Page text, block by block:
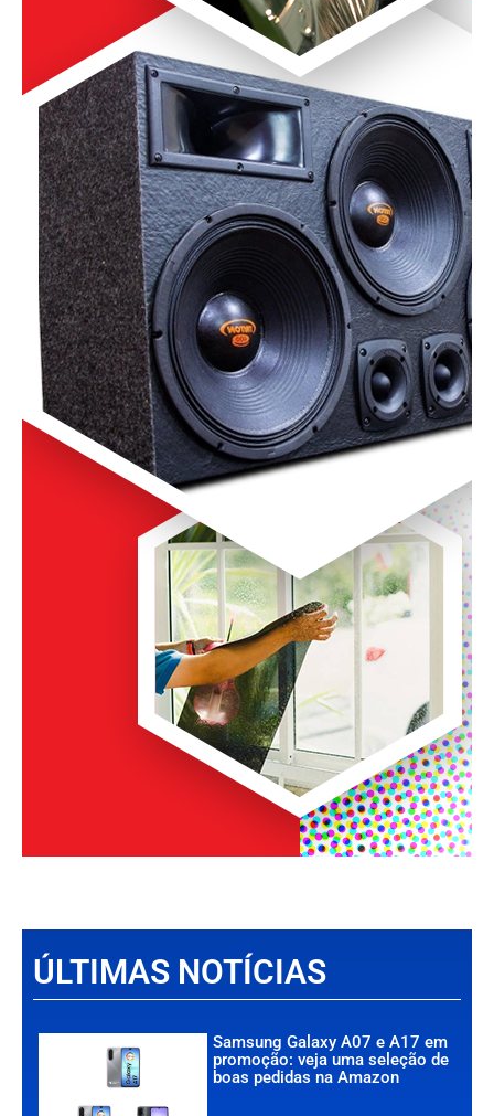
ÚLTIMAS NOTÍCIAS
Samsung Galaxy A07 e A17 em
promoção: veja uma seleção de
boas pedidas na Amazon